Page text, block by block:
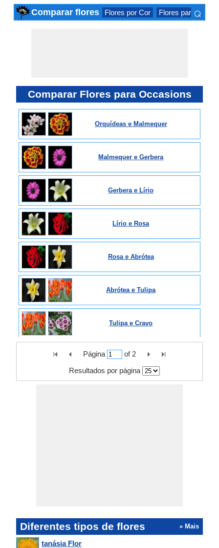
Comparar flores Flores por Cor Flores para⌕
Comparar Flores para Occasions
Orquídeas e Malmequer
Malmequer e Gerbera
Gerbera e Lírio
Lírio e Rosa
Rosa e Abrótea
Abrótea e Tulipa
Tulipa e Cravo
Cravo e Esqueça-me não flor
Íris e Salva
Página of 2
Resultados por página
Diferentes tipos de flores » Mais
tanásia Flor